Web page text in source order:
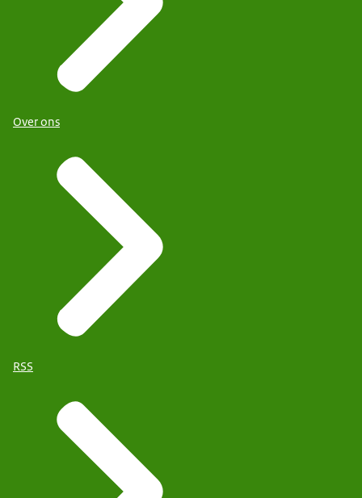
Over ons
RSS